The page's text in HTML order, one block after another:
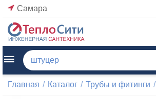
Самара
Главная / Каталог / Трубы и фитинги /